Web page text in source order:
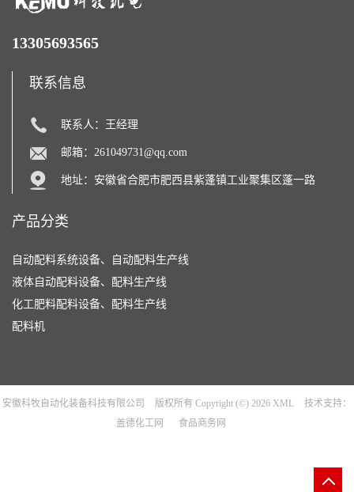
13305693565
联系信息
联系人：王经理
邮箱： 261049731@qq.com
地址：安徽省合肥市肥西县紫蓬镇工业聚集区蓬一路
产品分类
自动配料系统设备、自动配料生产线
液体自动配料设备、配料生产线
化工肥料配料设备、配料生产线
配料机
安徽科牧自动化装备科技有限公司 版权所有 Copyright (©) 2026 XML
技术支持：
盖德化工网
食品商务网